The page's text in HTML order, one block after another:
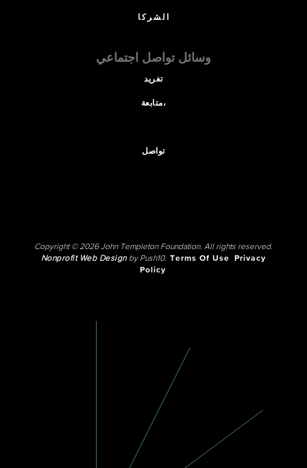
الشركا
وسائل تواصل اجتماعي
تغريد
متابعة،
تواصل
Copyright © 2026 John Templeton Foundation. All rights reserved.
Nonprofit Web Designby Push10. Terms Of Use
Privacy
Policy